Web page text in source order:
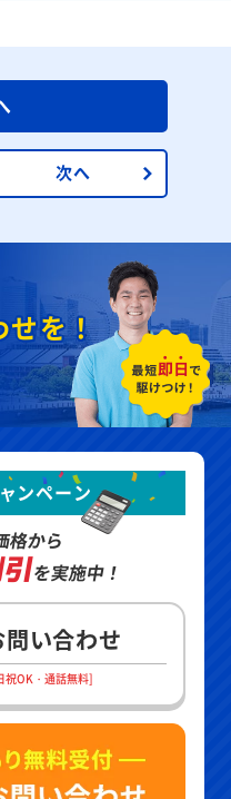
次へ
せを！
ンペーン
格から
引を実施中！
い合わせ
祝OK・通話無料]